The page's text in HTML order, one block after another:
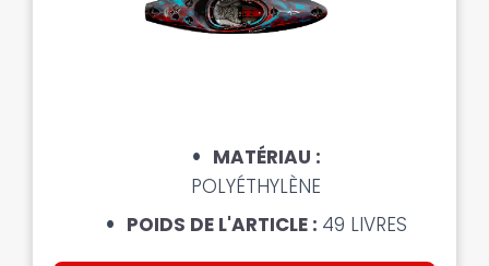
MATÉRIAU :
POLYÉTHYLÈNE
POIDS DE L'ARTICLE : 49 LIVRES